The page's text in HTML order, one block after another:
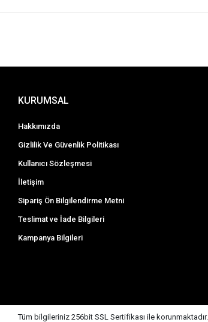
KURUMSAL
Hakkımızda
Gizlilik Ve Güvenlik Politikası
Kullanıcı Sözleşmesi
İletişim
Sipariş Ön Bilgilendirme Metni
Teslimat ve İade Bilgileri
Kampanya Bilgileri
Tüm bilgileriniz 256bit SSL Sertifikası ile korunmaktadır.